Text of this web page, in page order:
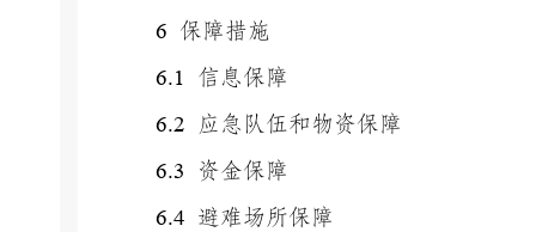
6 保障措施
6.1 信息保障
6.2
应急队伍和物资保障
6.3 资金保障
6.4 避难场所保障